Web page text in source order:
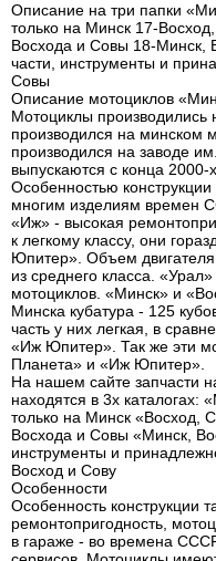
Описание на три папки
только на Минск 17-
Восхода и Совы 18-Минск,
части, инструменты и
Совы
Описание мотоциклов
Мотоциклы
производился на минском
производился на заводе
выпускаются с конца 2000-х
Особенностью
многим изделиям времен
«Иж» - высокая
к легкому классу, они
Юпитер». Объем
из среднего класса.
мотоциклов. «Минск» и
Минска кубатура - 125
часть у них легкая, в
«Иж Юпитер». Так же эти
Планета» и «Иж Юпитер».
На нашем сайте запчасти
находятся в 3х каталогах:
только на Минск «Восход,
Восхода и Совы «Минск,
инструменты и
Восход и Сову
Особенности
Особенность конструкции
ремонтопригодность,
в гараже - во времена